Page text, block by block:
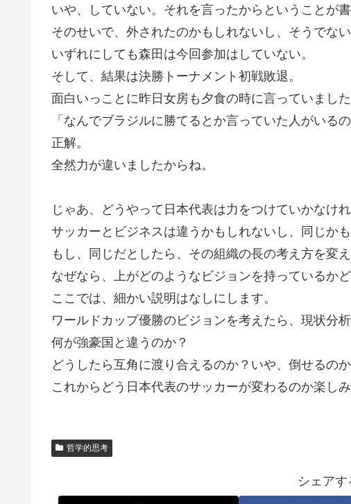
いや、していない。それを言ったからということが書
そのせいで、外されたのかもしれないし、そうでない
いずれにしても森田は今回参加はしていない。
そして、結果は決勝トーナメント初戦敗退。
面白いっことに昨日女房も夕食の時に言っていました
「なんでブラジルに勝てるとか言っていた人がいる
正解。
全然力が違いましたからね。
じゃあ、どうやって日本代表は力をつけていかなけ
サッカーとビジネスは違うかもしれないし、同じかも
もし、同じだとしたら、その組織の長の考え方を変
なぜなら、上がどのようなビジョンを持っているか
ここでは、細かい説明はなしにします。
ワールドカップ優勝のビジョンを考えたら、現状分析
何が強豪国と違うのか？
どうしたら互角に渡り合えるのか？いや、倒せるのか
これからどう日本代表のサッカーが変わるのか楽し
哲学的思考
シェアす